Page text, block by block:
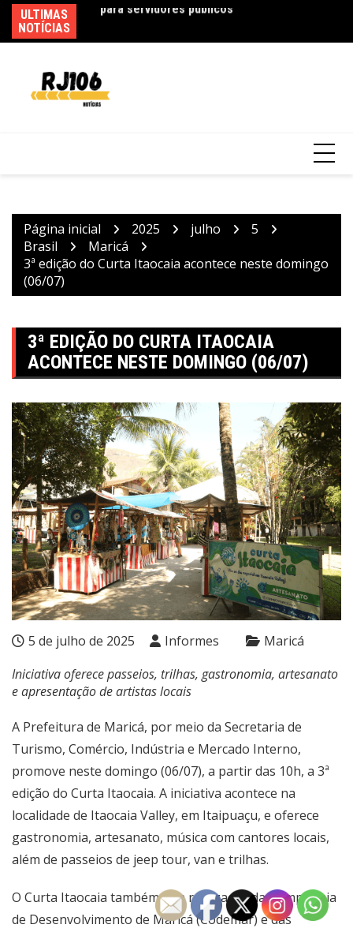
para
o
ULTIMAS
NOTÍCIAS
Página inicial 2025 julho
5
Brasil
Maricá
3ª edição do Curta Itaocaia acontece neste domingo
(06/07)
3ª EDIÇÃO DO CURTA ITAOCAIA
ACONTECE NESTE DOMINGO (06/07)
5 de julho de 2025 Informes
Maricá
Iniciativa oferece passeios, trilhas, gastronomia, artesanato
e apresentação de artistas locais
A Prefeitura de Maricá, por meio da Secretaria de
Turismo, Comércio, Indústria e Mercado Interno,
promove neste domingo (06/07), a partir das 10h, a 3ª
edição do Curta Itaocaia. A iniciativa acontece na
localidade de Itaocaia Valley, em Itaipuaçu, e oferece
gastronomia, artesanato, música com cantores locais,
além de passeios de jeep tour, van e trilhas.
O Curta Itaocaia também tem realização da Companhia
de Desenvolvimento de Maricá (Codemar) e das